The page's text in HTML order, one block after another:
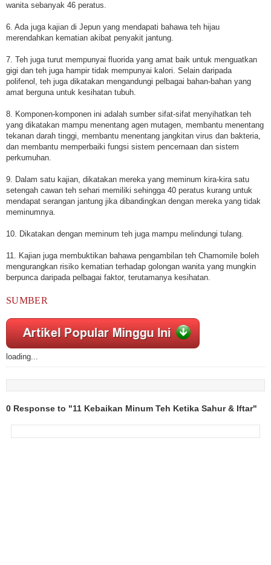
wanita sebanyak 46 peratus.
6. Ada juga kajian di Jepun yang mendapati bahawa teh hijau
merendahkan kematian akibat penyakit jantung.
7. Teh juga turut mempunyai fluorida yang amat baik untuk menguatkan
gigi dan teh juga hampir tidak mempunyai kalori. Selain daripada
polifenol, teh juga dikatakan mengandungi pelbagai bahan-bahan yang
amat berguna untuk kesihatan tubuh.
8. Komponen-komponen ini adalah sumber sifat-sifat menyihatkan teh
yang dikatakan mampu menentang agen mutagen, membantu menentang
tekanan darah tinggi, membantu menentang jangkitan virus dan bakteria,
dan membantu memperbaiki fungsi sistem pencernaan dan sistem
perkumuhan.
9. Dalam satu kajian, dikatakan mereka yang meminum kira-kira satu
setengah cawan teh sehari memiliki sehingga 40 peratus kurang untuk
mendapat serangan jantung jika dibandingkan dengan mereka yang tidak
meminumnya.
10. Dikatakan dengan meminum teh juga mampu melindungi tulang.
11. Kajian juga membuktikan bahawa pengambilan teh Chamomile boleh
mengurangkan risiko kematian terhadap golongan wanita yang mungkin
berpunca daripada pelbagai faktor, terutamanya kesihatan.
SUMBER
loading...
0 Response to "11 Kebaikan Minum Teh Ketika Sahur & Iftar"